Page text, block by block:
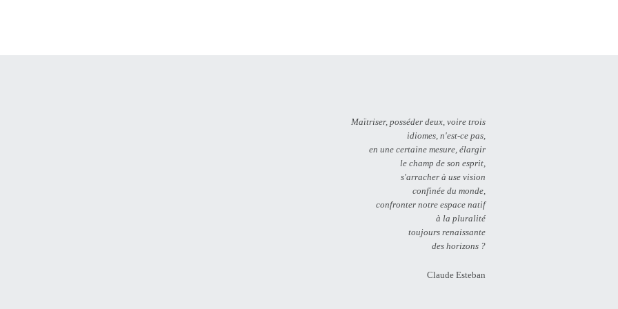
Maïtriser, posséder deux, voire trois
idiomes, n'est-ce pas,
en une certaine mesure, élargir
le champ de son esprit,
s'arracher à use vision
confinée du monde,
confronter notre espace natif
à la pluralité
toujours renaissante
des horizons ?
Claude Esteban